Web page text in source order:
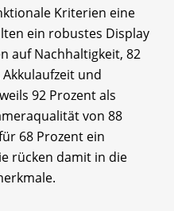
Kriterien eine
ein robustes Display
auf Nachhaltigkeit, 82
und
92 Prozent als
von 88
68 Prozent ein
rücken damit in die